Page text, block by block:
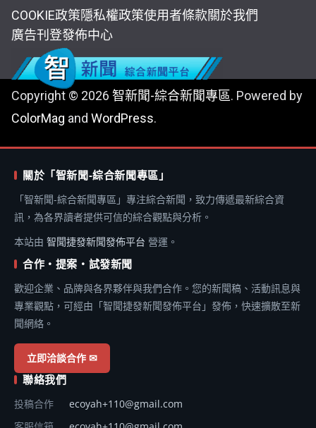
COOKIE政策隱私權政策使用者條款關於我們
廣告刊登發佈中心
Copyright © 2026 智新聞-綜合新聞專區. Powered by
ColorMag and WordPress.
關於「智新聞-綜合新聞專區」
「智新聞-綜合新聞專區」專注綜合新聞，致力傳遞最新綜合資
訊，為各界讀者提供可信的綜合觀點與分析。
本站由 智聞捷發新聞發佈平台 營運。
合作・提案・試發新聞
歡迎企業、品牌與各界夥伴與我們合作。您的新聞稿、活動訊息與
專業觀點，可經由「智聞捷發新聞發佈平台」發佈，快速擴散至新
聞網絡。
立即洽談合作 ✉
聯絡我們
投稿合作
ecoyah+110@gmail.com